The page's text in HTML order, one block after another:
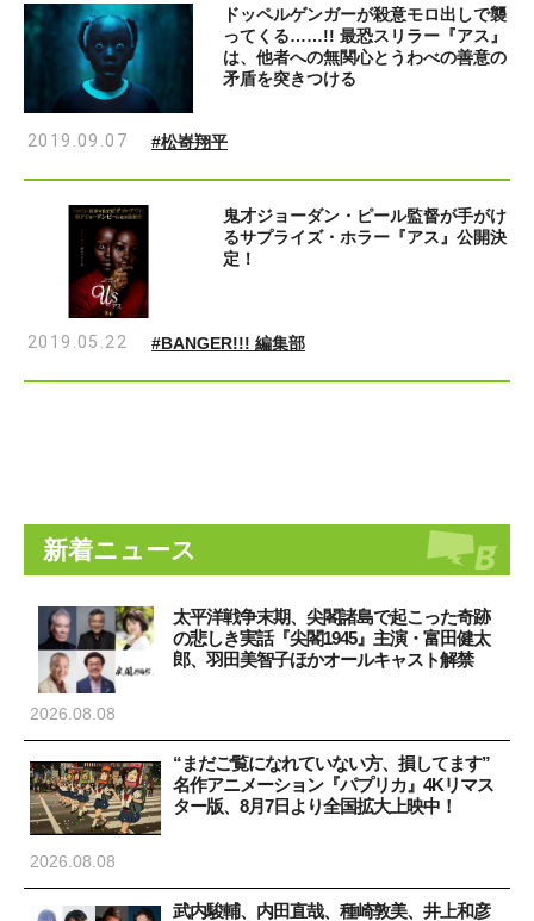
ドッペルゲンガーが殺意モロ出しで襲
ってくる……!! 最恐スリラー『アス』
は、他者への無関心とうわべの善意の
矛盾を突きつける
2019.09.07 #松㟢翔平
鬼才ジョーダン・ピール監督が手がけ
るサプライズ・ホラー『アス』公開決
定！
2019.05.22 #BANGER!!! 編集部
新着ニュース
太平洋戦争末期、尖閣諸島で起こった奇跡
の悲しき実話『尖閣1945』主演・富田健太
郎、羽田美智子ほかオールキャスト解禁
2026.08.08
“まだご覧になれていない方、損してます”
名作アニメーション『パプリカ』4Kリマス
ター版、8月7日より全国拡大上映中！
2026.08.08
武内駿輔、内田直哉、種崎敦美、井上和彦